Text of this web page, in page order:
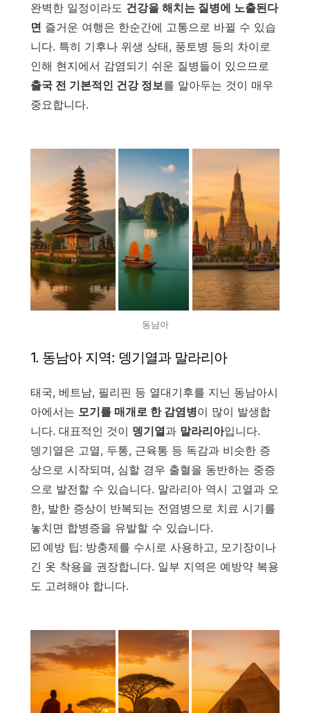
완벽한 일정이라도 건강을 해치는 질병에 노출된다
면 즐거운 여행은 한순간에 고통으로 바뀔 수 있습
니다. 특히 기후나 위생 상태, 풍토병 등의 차이로
인해 현지에서 감염되기 쉬운 질병들이 있으므로
출국 전 기본적인 건강 정보를 알아두는 것이 매우
중요합니다.
동남아
1. 동남아 지역: 뎅기열과 말라리아
태국, 베트남, 필리핀 등 열대기후를 지닌 동남아시
아에서는 모기를 매개로 한 감염병이 많이 발생합
니다. 대표적인 것이 뎅기열과 말라리아입니다.
뎅기열은 고열, 두통, 근육통 등 독감과 비슷한 증
상으로 시작되며, 심할 경우 출혈을 동반하는 중증
으로 발전할 수 있습니다. 말라리아 역시 고열과 오
한, 발한 증상이 반복되는 전염병으로 치료 시기를
놓치면 합병증을 유발할 수 있습니다.
☑️ 예방 팁: 방충제를 수시로 사용하고, 모기장이나
긴 옷 착용을 권장합니다. 일부 지역은 예방약 복용
도 고려해야 합니다.